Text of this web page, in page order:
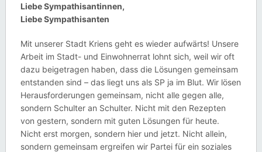
Liebe Sympathisantinnen,
Liebe Sympathisanten
Mit unserer Stadt Kriens geht es wieder aufwärts! Unsere
Arbeit im Stadt- und Einwohnerrat lohnt sich, weil wir oft
dazu beigetragen haben, dass die Lösungen gemeinsam
entstanden sind – das liegt uns als SP ja im Blut. Wir lösen
Herausforderungen gemeinsam, nicht alle gegen alle,
sondern Schulter an Schulter. Nicht mit den Rezepten
von gestern, sondern mit guten Lösungen für heute.
Nicht erst morgen, sondern hier und jetzt. Nicht allein,
sondern gemeinsam ergreifen wir Partei für ein soziales